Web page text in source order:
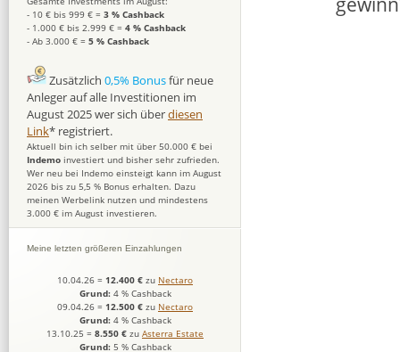
- 10 € bis 999 € = 3 % Cashback
- 1.000 € bis 2.999 € = 4 % Cashback
- Ab 3.000 € = 5 % Cashback
Zusätzlich 0,5% Bonusfür neue
Anleger auf alle Investitionen im
August 2025 wer sich überdiesen
Link* registriert.
Aktuell bin ich selber mit über 50.000 € bei
Indemo investiert und bisher sehr zufrieden.
Wer neu bei Indemo einsteigt kann im August
2026 bis zu 5,5 % Bonus erhalten. Dazu
meinen Werbelink nutzen und mindestens
3.000 € im August investieren.
Meine letzten größeren Einzahlungen
10.04.26 = 12.400 € zu Nectaro
Grund: 4 % Cashback
09.04.26 = 12.500 € zu Nectaro
Grund: 4 % Cashback
13.10.25 = 8.550 € zu Asterra Estate
Grund: 5 % Cashback